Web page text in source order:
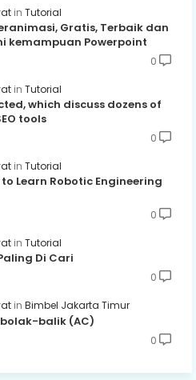
Tutorial
Gratis, Terbaik dan
kemampuan Powerpoint
0
Tutorial
which discuss dozens of
tools
0
Tutorial
Learn Robotic Engineering
0
Tutorial
Di Cari
0
Bimbel Jakarta Timur
bolak-balik (AC)
0